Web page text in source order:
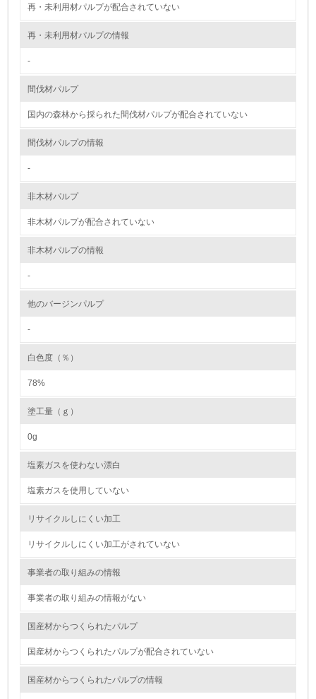
化学物質
非該当（化学物質を使用していない）
<L1> 化学物質の使用量及び外部（大気・水・土壌）への
体的な削減目標や計画を立てている
処理を行っている
<L2> 発生する廃棄物の量と種類を把握し、具体的な削
減・リサイクル目標や計画を立てている
21.
<L1> 「生物多様性保全」に関する取り組み（例：森林保
全活動＜植林、天然林保護、間伐＞、認証品の購入、原材
地域への貢献
22.
<L1> 周辺地域の環境保全活動を行い、自治体や地域団体
再・未利用材パルプが配合されていない
再・未利用材パルプの情報
-
間伐材パルプ
国内の森林から採られた間伐材パルプが配合されていない
間伐材パルプの情報
-
非木材パルプ
非木材パルプが配合されていない
非木材パルプの情報
-
他のバージンパルプ
-
白色度（％）
78%
塗工量（ｇ）
0g
塩素ガスを使わない漂白
塩素ガスを使用していない
リサイクルしにくい加工
リサイクルしにくい加工がされていない
事業者の取り組みの情報
事業者の取り組みの情報がない
国産材からつくられたパルプ
国産材からつくられたパルプが配合されていない
国産材からつくられたパルプの情報